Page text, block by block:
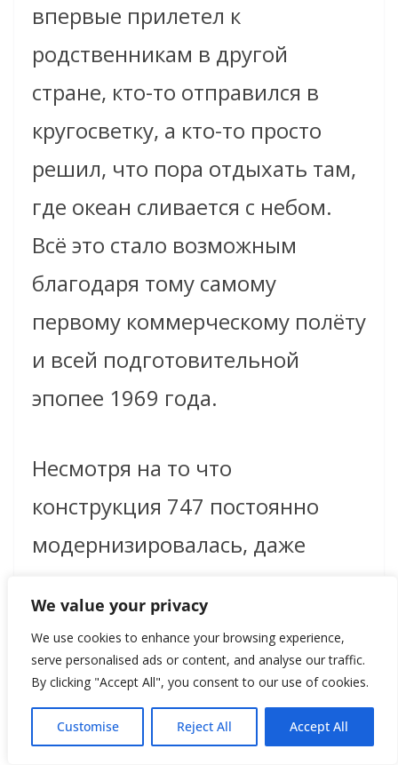
We value your privacy
We use cookies to enhance your browsing experience,
serve personalised ads or content, and analyse our traffic.
By clicking "Accept All", you consent to our use of cookies.
Customise Reject All Accept All
впервые прилетел к
родственникам в другой
стране, кто-то отправился в
кругосветку, а кто-то просто
решил, что пора отдыхать там,
где океан сливается с небом.
Всё это стало возможным
благодаря тому самому
первому коммерческому полёту
и всей подготовительной
эпопее 1969 года.
Несмотря на то что
конструкция 747 постоянно
модернизировалась, даже
оставались узнаваемыми
наследниками оригинала. Этот
силуэт — надутый нос, верхняя
палуба, мощные крылья — стал